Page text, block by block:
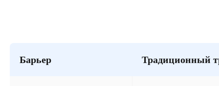
Барьер Традиционный